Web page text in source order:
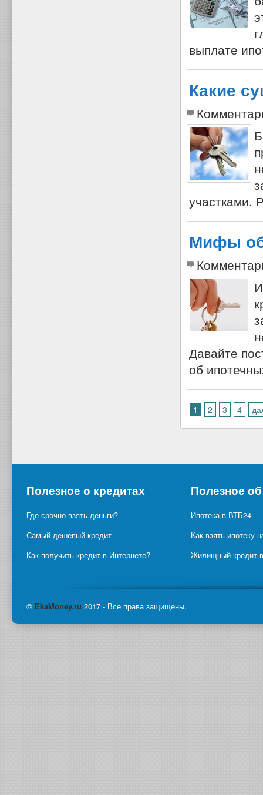
выплате
Какие
участками.
Мифы
Давайте
об
1 2 3 4
Полезное о кредитах
Где срочно взять деньги?
Самый дешевый кредит
Как получить кредит в Интернете?
Полезное
Ипотека в ВТБ24
Как взять ипотеку
Жилищный кредит
© EkaMoney.ru 2017 - Все права защищены.